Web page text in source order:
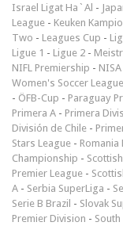
Israel Ligat Ha`Al -
League - Keuken
Two - Leagues Cup -
Ligue 1 - Ligue 2 -
NIFL Premiership - NISA
Women's Soccer League
- ÖFB-Cup - Paraguay
Primera A - Primera
División de Chile -
Stars League - Romania
Championship -
Premier League -
A - Serbia SuperLiga -
Serie B Brazil - Slovak
Premier Division - South